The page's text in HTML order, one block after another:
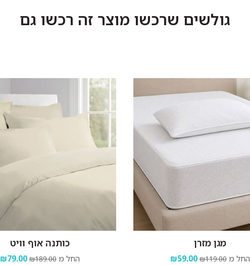
גולשים שרכשו מוצר זה רכשו גם
מגן מזרן
החל מ ₪119.00
₪59.00
כותנה אוף וויט
החל מ ₪189.00
₪79.00